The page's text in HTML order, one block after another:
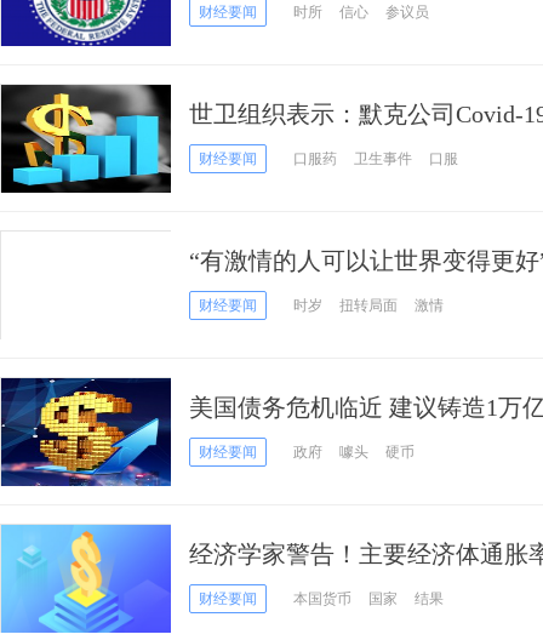
财经要闻 时所 信心 参议员
世卫组织表示：默克公司Covid-
变规则 正在等待其数据
财经要闻 口服药 卫生事件 口服
“有激情的人可以让世界变得更
苹果CEO库克发文缅怀
财经要闻 时岁 扭转局面 激情
美国债务危机临近 建议铸造1万
部长耶伦回应：“噱头”！难道美
财经要闻 政府 噱头 硬币
经济学家警告！主要经济体通胀
剧 通胀率最高的国家货币将贬值
财经要闻 本国货币 国家 结果